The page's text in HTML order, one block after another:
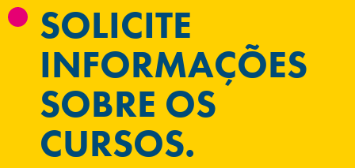
SOLICITE
INFORMAÇÕES
SOBRE OS
CURSOS.